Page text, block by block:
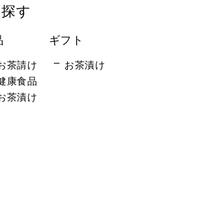
す
茶請け
康食品
茶漬け
ギフト
お茶漬け